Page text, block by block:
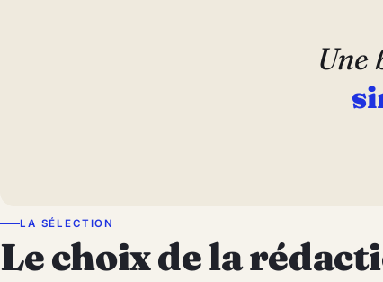
Une
LA SÉLECTION
Le choix de la